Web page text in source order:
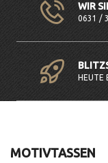
WIR
0631 /
HEUTE
MOTIVTASSEN